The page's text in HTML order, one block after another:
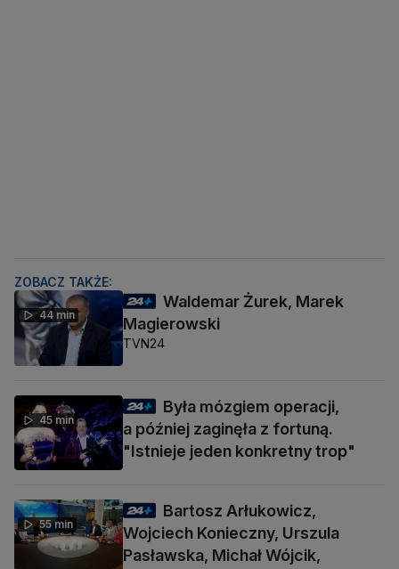
ZOBACZ TAKŻE:
44 min
Waldemar Żurek, Marek
Magierowski
TVN24
45 min
Była mózgiem operacji,
a później zaginęła z fortuną.
"Istnieje jeden konkretny trop"
55 min
Bartosz Arłukowicz,
Wojciech Konieczny, Urszula
Pasławska, Michał Wójcik,